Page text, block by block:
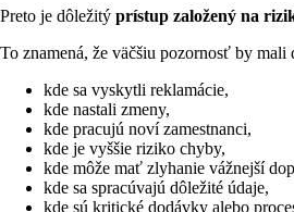
Preto je dôležitý prístup založený na
To znamená, že väčšiu pozornosť by mali
kde sa vyskytli reklamácie,
kde nastali zmeny,
kde pracujú noví zamestnanci,
kde je vyššie riziko chyby,
kde môže mať zlyhanie vážnejší
kde sa spracúvajú dôležité údaje,
kde sú kritické dodávky alebo